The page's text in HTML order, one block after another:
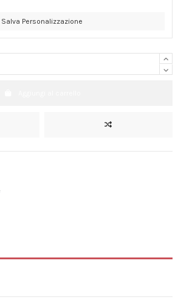
Salva Personalizzazione